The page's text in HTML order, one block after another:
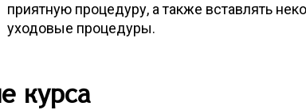
приятную процедуру, а также вставлять
уходовые процедуры.
курса